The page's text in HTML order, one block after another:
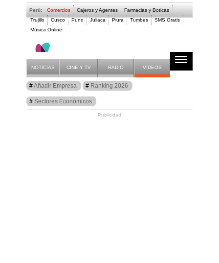
Perú: Comercios Cajeros y Agentes
Farmacias y Boticas
Trujillo
Cusco Puno Juliaca Piura Tumbes
SMS Gratis
Música Online
Farmacias y
Guía
Letra Q
NOTICIAS CINE Y TV RADIO VIDEOS
Añadir Empresa Ranking 2026
Sectores Económicos
Publicidad